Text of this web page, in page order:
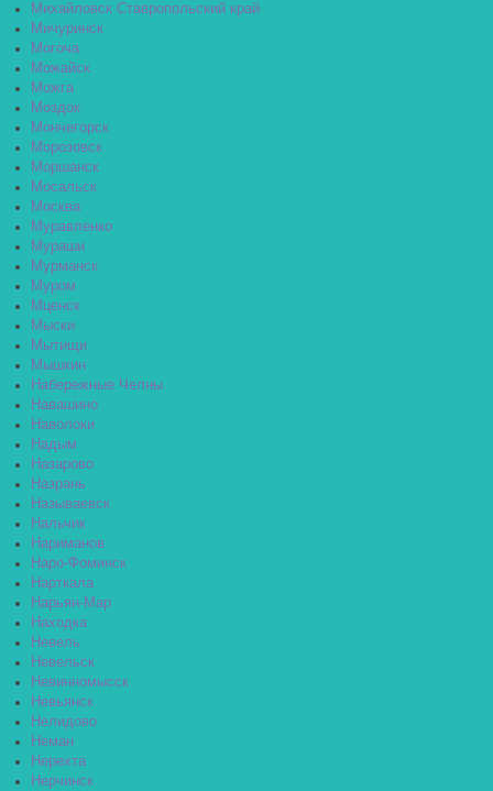
Михайловск Ставропольский край
Мичуринск
Могоча
Можайск
Можга
Моздок
Мончегорск
Морозовск
Моршанск
Мосальск
Москва
Муравленко
Мураши
Мурманск
Муром
Мценск
Мыски
Мытищи
Мышкин
Набережные Челны
Навашино
Наволоки
Надым
Назарово
Назрань
Называевск
Нальчик
Нариманов
Наро-Фоминск
Нарткала
Нарьян-Мар
Находка
Невель
Невельск
Невинномысск
Невьянск
Нелидово
Неман
Нерехта
Нерчинск